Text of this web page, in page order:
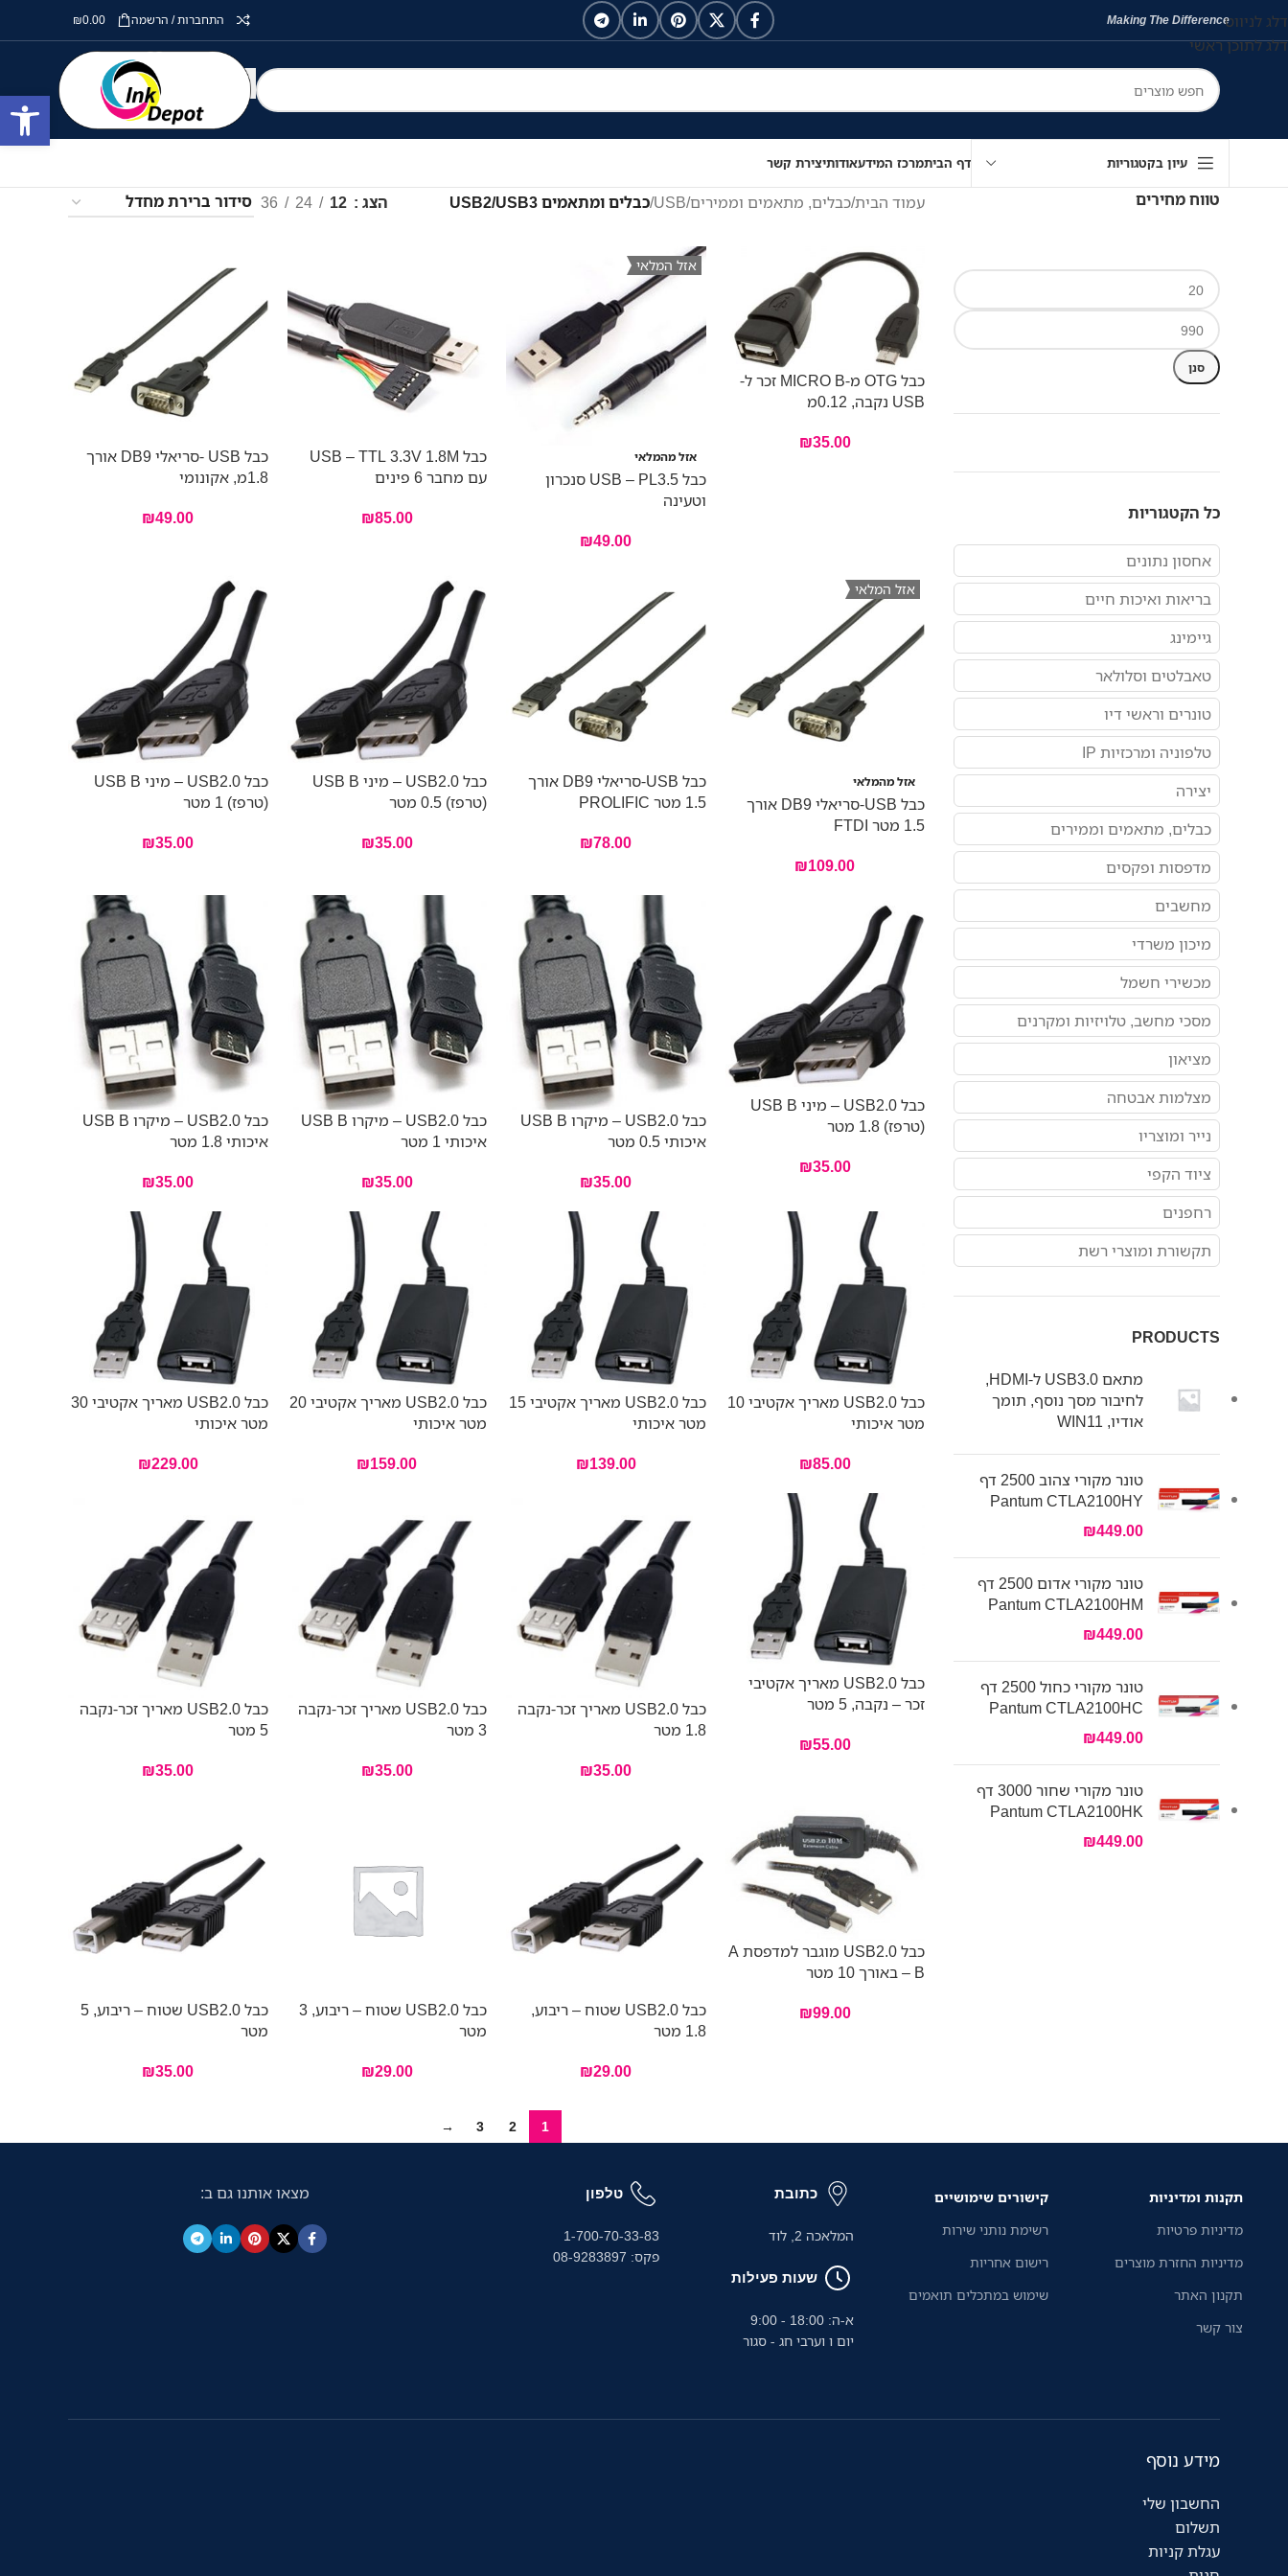
דלג לניווט
דלג לתוכן ראשי
Making The Difference התחברות / הרשמה ₪0.00
עיון בקטגוריות דף הביתמרכז המידעאודותיצירת קשר
טווח מחירים
סנן
כל הקטגוריות
אחסון נתונים
בריאות ואיכות חיים
גיימינג
טאבלטים וסלולאר
טונרים וראשי דיו
טלפוניה ומרכזיות IP
יצירה
כבלים, מתאמים וממירים
מדפסות ופקסים
מחשבים
מיכון משרדי
מכשירי חשמל
מסכי מחשב, טלויזיות ומקרנים
מציאון
מצלמות אבטחה
נייר ומוצריו
ציוד הקפי
רחפנים
תקשורת ומוצרי רשת
PRODUCTS
מתאם USB3.0 ל-HDMI,
לחיבור מסך נוסף, תומך
אודיו, WIN11
טונר מקורי צהוב 2500 דף
Pantum CTLA2100HY
₪449.00
טונר מקורי אדום 2500 דף
Pantum CTLA2100HM
₪449.00
טונר מקורי כחול 2500 דף
Pantum CTLA2100HC
₪449.00
טונר מקורי שחור 3000 דף
Pantum CTLA2100HK
₪449.00
עמוד הבית/כבלים, מתאמים וממירים/
USB
/כבלים ומתאמים USB2/USB3 הצג 12
24
36
כבל OTG מ-MICRO B זכר ל-
USB נקבה, 0.12מ
₪35.00
אזל המלאי
אזל מהמלאי
כבל USB – PL3.5 סנכרון
וטעינה
₪49.00
כבל USB – TTL 3.3V 1.8M
עם מחבר 6 פינים
₪85.00
כבל USB -סריאלי DB9 אורך
1.8מ, אקונומי
₪49.00
אזל המלאי
אזל מהמלאי
כבל USB-סריאלי DB9 אורך
1.5 מטר FTDI
₪109.00
כבל USB-סריאלי DB9 אורך
1.5 מטר PROLIFIC
₪78.00
כבל USB2.0 – מיני USB B
(טרפז) 0.5 מטר
₪35.00
כבל USB2.0 – מיני USB B
(טרפז) 1 מטר
₪35.00
כבל USB2.0 – מיני USB B
(טרפז) 1.8 מטר
₪35.00
כבל USB2.0 – מיקרו USB B
איכותי 0.5 מטר
₪35.00
כבל USB2.0 – מיקרו USB B
איכותי 1 מטר
₪35.00
כבל USB2.0 – מיקרו USB B
איכותי 1.8 מטר
₪35.00
כבל USB2.0 מאריך אקטיבי 10
מטר איכותי
₪85.00
כבל USB2.0 מאריך אקטיבי 15
מטר איכותי
₪139.00
כבל USB2.0 מאריך אקטיבי 20
מטר איכותי
₪159.00
כבל USB2.0 מאריך אקטיבי 30
מטר איכותי
₪229.00
כבל USB2.0 מאריך אקטיבי
זכר – נקבה, 5 מטר
₪55.00
כבל USB2.0 מאריך זכר-נקבה
1.8 מטר
₪35.00
כבל USB2.0 מאריך זכר-נקבה
3 מטר
₪35.00
כבל USB2.0 מאריך זכר-נקבה
5 מטר
₪35.00
כבל USB2.0 מוגבר למדפסת A
– B באורך 10 מטר
₪99.00
כבל USB2.0 שטוח – ריבוע,
1.8 מטר
₪29.00
כבל USB2.0 שטוח – ריבוע, 3
מטר
₪29.00
כבל USB2.0 שטוח – ריבוע, 5
מטר
₪35.00
1
2
3
→
תקנות ומדיניות
מדיניות פרטיות
מדיניות החזרת מוצרים
תקנון האתר
צור קשר
קישורים שימושיים
רשימת נותני שירות
רישום אחריות
שימוש במתכלים תואמים
כתובת
המלאכה 2, לוד
שעות פעילות
א-ה: 18:00 - 9:00
יום ו וערבי חג - סגור
טלפון
1-700-70-33-83
פקס: 08-9283897
מצאו אותנו גם ב:
מידע נוסף
החשבון שלי
תשלום
עגלת קניות
פתח